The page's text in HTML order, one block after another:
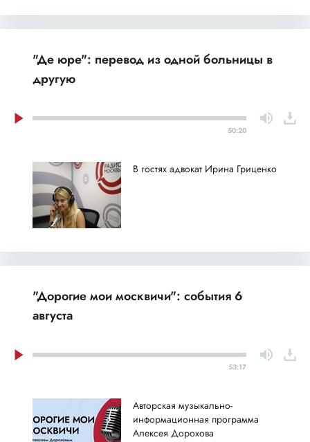
"Де юре": перевод из одной больницы в
другую
50:20
В гостях адвокат Ирина Гриценко
"Дорогие мои москвичи": события 6
августа
53:17
Авторская музыкально-
информационная программа
Алексея Дорохова